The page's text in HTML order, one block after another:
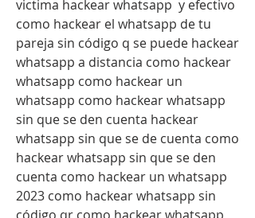
victima hackear whatsapp  y efectivo
como hackear el whatsapp de tu
pareja sin código q se puede hackear
whatsapp a distancia como hackear
whatsapp como hackear un
whatsapp como hackear whatsapp
sin que se den cuenta hackear
whatsapp sin que se de cuenta como
hackear whatsapp sin que se den
cuenta como hackear un whatsapp
2023 como hackear whatsapp sin